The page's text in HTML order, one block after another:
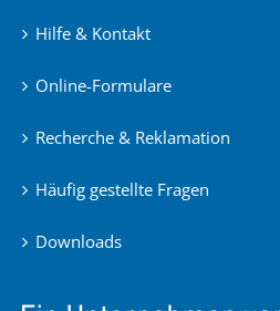
Hilfe & Kontakt
Online-Formulare
Recherche & Reklamation
Häufig gestellte Fragen
Downloads